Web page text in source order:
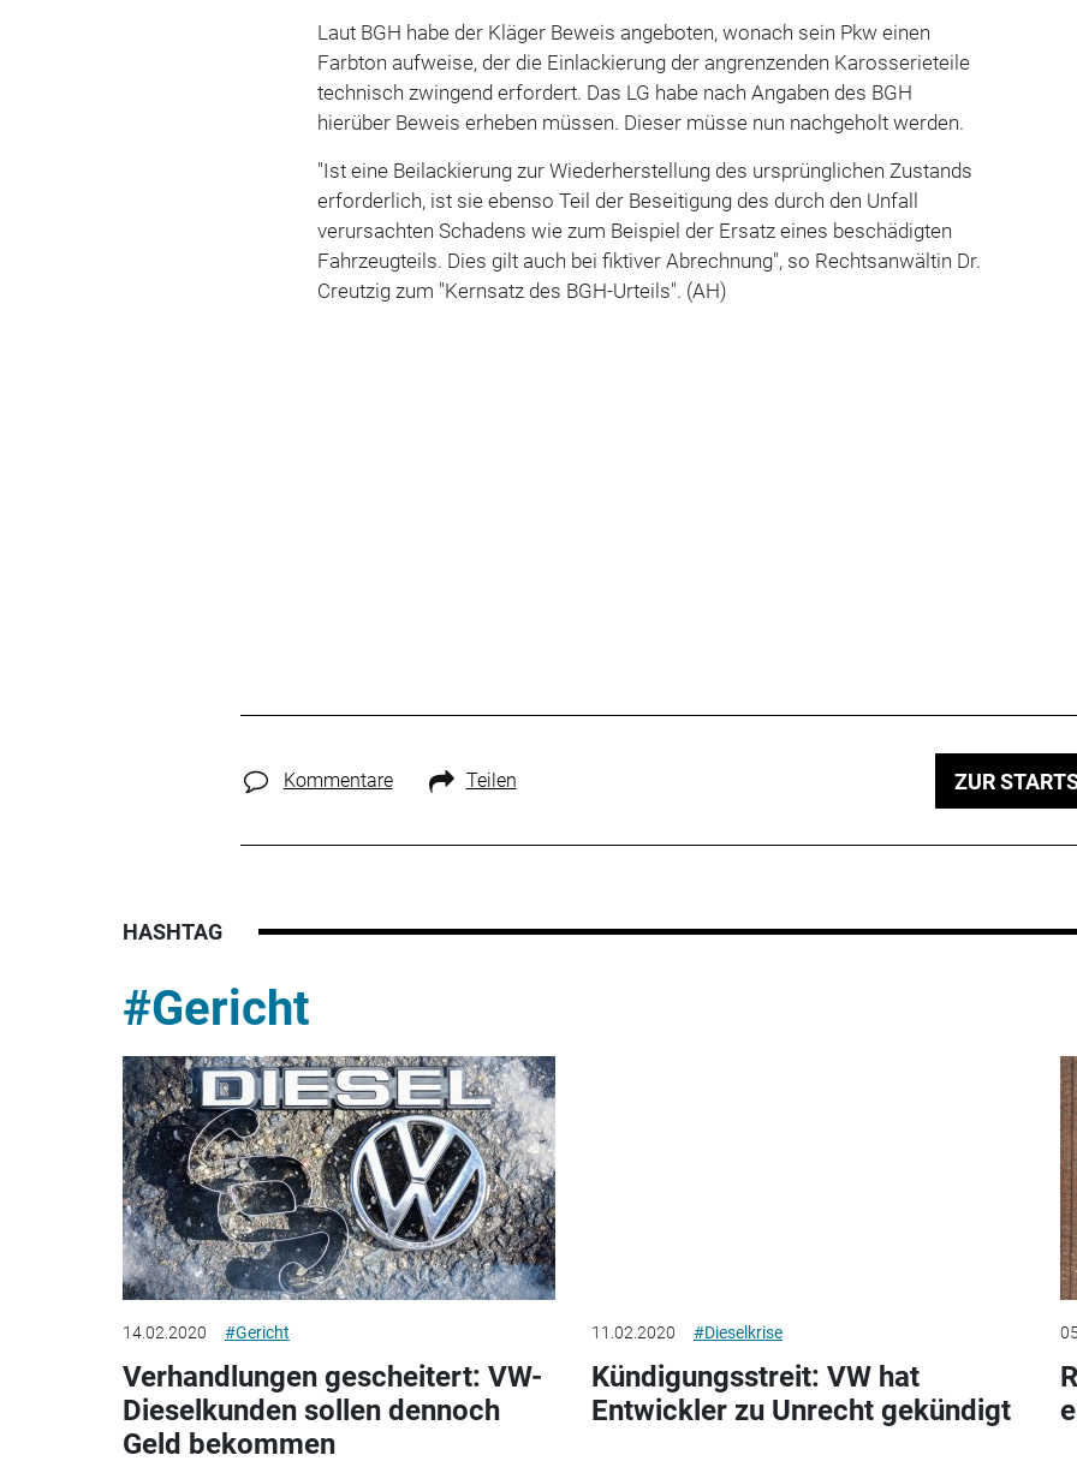
Laut BGH habe der Kläger Beweis angeboten, wonach sein Pkw einen
Farbton aufweise, der die Einlackierung der angrenzenden Karosserieteile
technisch zwingend erfordert. Das LG habe nach Angaben des BGH
hierüber Beweis erheben müssen. Dieser müsse nun nachgeholt werden.
"Ist eine Beilackierung zur Wiederherstellung des ursprünglichen Zustands
erforderlich, ist sie ebenso Teil der Beseitigung des durch den Unfall
verursachten Schadens wie zum Beispiel der Ersatz eines beschädigten
Fahrzeugteils. Dies gilt auch bei fiktiver Abrechnung", so Rechtsanwältin Dr.
Creutzig zum "Kernsatz des BGH-Urteils". (AH)
Kommentare Teilen ZUR
HASHTAG
#Gericht
14.02.2020 #Gericht
Verhandlungen gescheitert: VW-
Dieselkunden sollen dennoch
Geld bekommen
11.02.2020 #Dieselkrise
Kündigungsstreit: VW hat
Entwickler zu Unrecht gekündigt